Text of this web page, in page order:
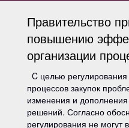
Правительство
повышению
организации
C целью
процессов закупок
изменения и
решений. Согласно
регулирования не могут